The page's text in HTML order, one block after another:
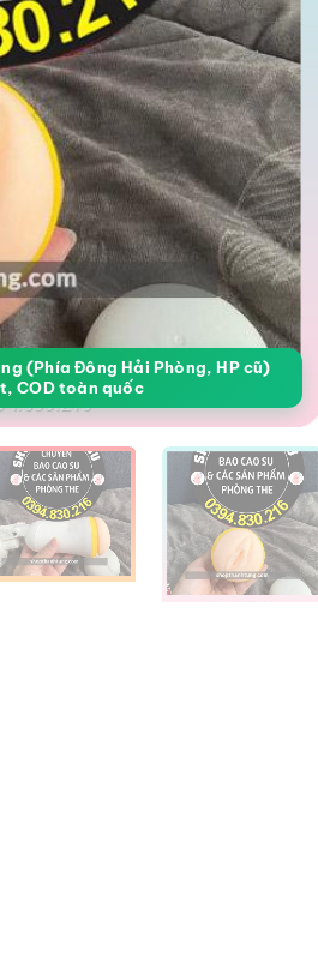
(Phía Đông Hải Phòng, HP cũ)
COD toàn quốc